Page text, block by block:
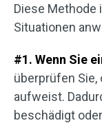
Diese Methode
Situationen
#1. Wenn Sie
überprüfen
aufweist.
beschädigt